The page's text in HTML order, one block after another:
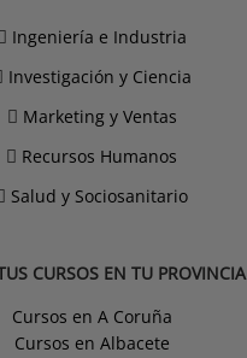
Ingeniería e Industria
Investigación y Ciencia
Marketing y Ventas
Recursos Humanos
Salud y Sociosanitario
CURSOS EN TU PROVINCIA
Cursos en A Coruña
Cursos en Albacete